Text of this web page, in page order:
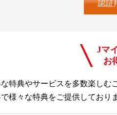
Jマ
お
特典やサービスを多数楽しむ
様々な特典をご提供しており